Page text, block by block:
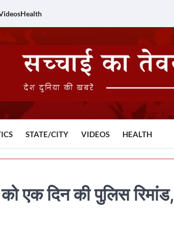
Health
STATE/CITY VIDEOS HEALTH
एक दिन की पुलिस रिमांड,